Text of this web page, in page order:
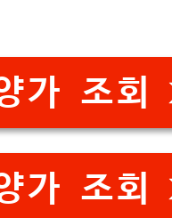
가 조회
가 조회